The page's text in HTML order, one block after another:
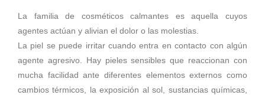
La familia de cosméticos calmantes es aquella cuyos
agentes actúan y alivian el dolor o las molestias.
La piel se puede irritar cuando entra en contacto con algún
agente agresivo. Hay pieles sensibles que reaccionan con
mucha facilidad ante diferentes elementos externos como
cambios térmicos, la exposición al sol, sustancias químicas,